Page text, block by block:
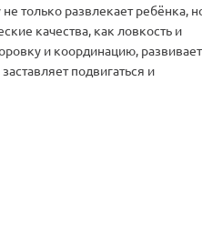
только развлекает ребёнка,
качества, как ловкость и
и координацию, развивает
подвигаться и